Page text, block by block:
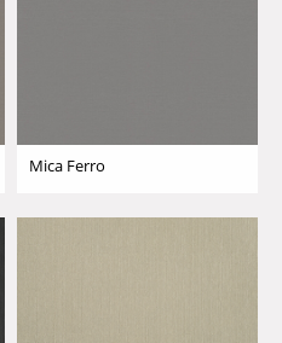
Mica Ferro